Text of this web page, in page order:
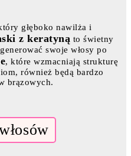
głęboko nawilża i
z keratyną to świetny
swoje włosy po
, które wzmacniają strukturę
również będą bardzo
brązowych.